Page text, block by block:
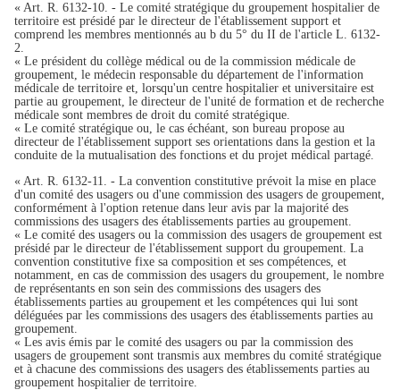
« Art. R. 6132-10. - Le comité stratégique du groupement hospitalier de
territoire est présidé par le directeur de l'établissement support et
comprend les membres mentionnés au b du 5° du II de l'article L. 6132-
2.
« Le président du collège médical ou de la commission médicale de
groupement, le médecin responsable du département de l'information
médicale de territoire et, lorsqu'un centre hospitalier et universitaire est
partie au groupement, le directeur de l'unité de formation et de recherche
médicale sont membres de droit du comité stratégique.
« Le comité stratégique ou, le cas échéant, son bureau propose au
directeur de l'établissement support ses orientations dans la gestion et la
conduite de la mutualisation des fonctions et du projet médical partagé.
« Art. R. 6132-11. - La convention constitutive prévoit la mise en place
d'un comité des usagers ou d'une commission des usagers de groupement,
conformément à l'option retenue dans leur avis par la majorité des
commissions des usagers des établissements parties au groupement.
« Le comité des usagers ou la commission des usagers de groupement est
présidé par le directeur de l'établissement support du groupement. La
convention constitutive fixe sa composition et ses compétences, et
notamment, en cas de commission des usagers du groupement, le nombre
de représentants en son sein des commissions des usagers des
établissements parties au groupement et les compétences qui lui sont
déléguées par les commissions des usagers des établissements parties au
groupement.
« Les avis émis par le comité des usagers ou par la commission des
usagers de groupement sont transmis aux membres du comité stratégique
et à chacune des commissions des usagers des établissements parties au
groupement hospitalier de territoire.